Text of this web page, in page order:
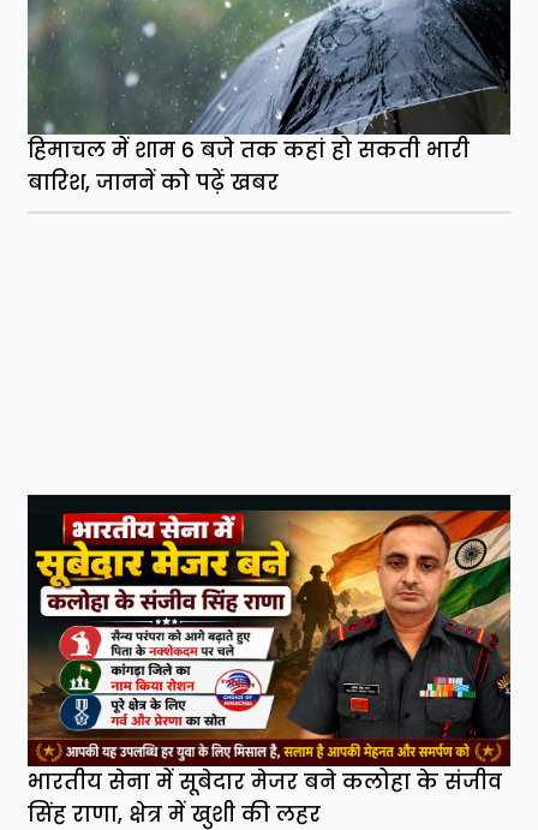
हिमाचल में शाम 6 बजे तक कहां हो सकती भारी
बारिश, जाननें को पढ़ें खबर
भारतीय सेना में सूबेदार मेजर बने कलोहा के संजीव
सिंह राणा, क्षेत्र में खुशी की लहर